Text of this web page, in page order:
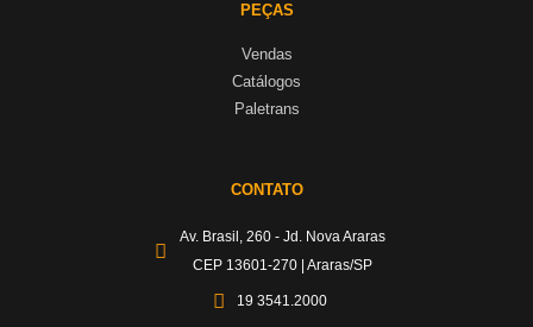
PEÇAS
Vendas
Catálogos
Paletrans
CONTATO
Av. Brasil, 260 - Jd. Nova Araras
CEP 13601-270 | Araras/SP
19 3541.2000